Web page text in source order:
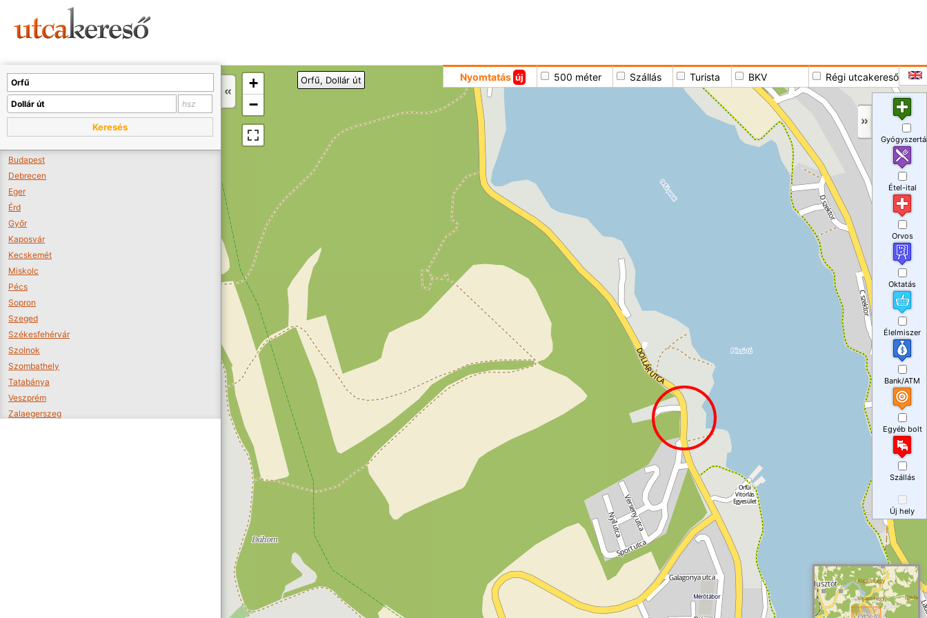
+
−
Nyomtatás új 500 méter Szállás Turista BKV Régi utcakereső
Orfű, Dollár út
Keresés
Budapest
Debrecen
Eger
Érd
Győr
Kaposvár
Kecskemét
Miskolc
Pécs
Sopron
Szeged
Székesfehérvár
Szolnok
Szombathely
Tatabánya
Veszprém
Zalaegerszeg
Étel-ital
Orvos
Oktatás
Élelmiszer
Bank/ATM
Egyéb bolt
Szállás
Új hely
A térképet kicsinyíteni kell, hogy látszódjanak a boltok.
Boltok látszódjanak >>